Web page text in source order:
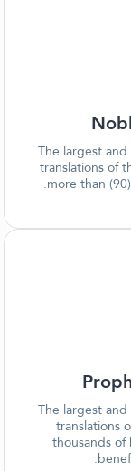
The
The